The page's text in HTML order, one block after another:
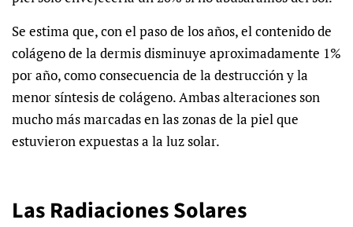
Se estima que, con el paso de los años, el contenido de
colágeno de la dermis disminuye aproximadamente 1%
por año, como consecuencia de la destrucción y la
menor síntesis de colágeno. Ambas alteraciones son
mucho más marcadas en las zonas de la piel que
estuvieron expuestas a la luz solar.
Las Radiaciones Solares